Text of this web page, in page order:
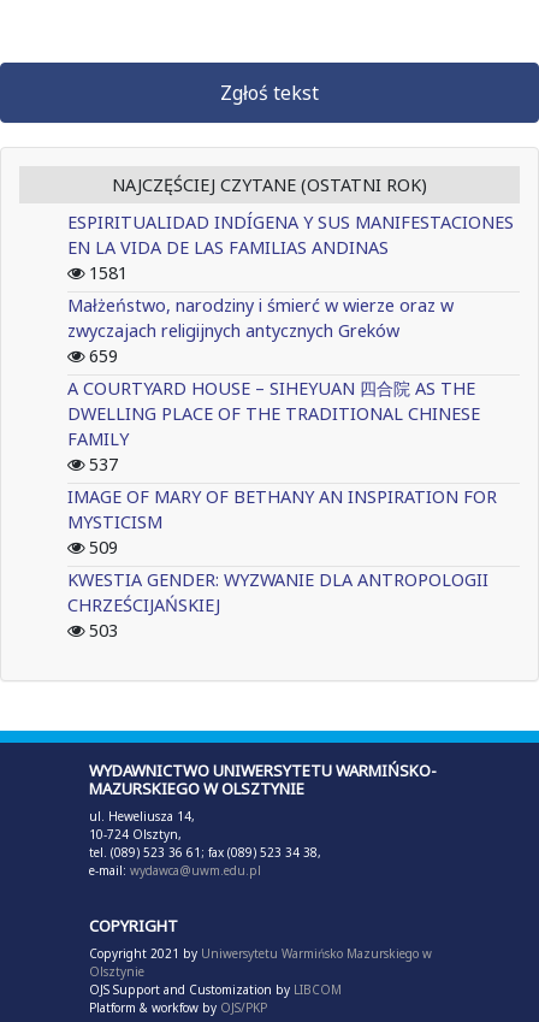
Zgłoś tekst
NAJCZĘŚCIEJ CZYTANE (OSTATNI ROK)
ESPIRITUALIDAD INDÍGENA Y SUS MANIFESTACIONES
EN LA VIDA DE LAS FAMILIAS ANDINAS
1581
Małżeństwo, narodziny i śmierć w wierze oraz w
zwyczajach religijnych antycznych Greków
659
A COURTYARD HOUSE – SIHEYUAN 四合院 AS THE
DWELLING PLACE OF THE TRADITIONAL CHINESE
FAMILY
537
IMAGE OF MARY OF BETHANY AN INSPIRATION FOR
MYSTICISM
509
KWESTIA GENDER: WYZWANIE DLA ANTROPOLOGII
CHRZEŚCIJAŃSKIEJ
503
WYDAWNICTWO UNIWERSYTETU WARMIŃSKO-
MAZURSKIEGO W OLSZTYNIE
ul. Heweliusza 14,
10-724 Olsztyn,
tel. (089) 523 36 61; fax (089) 523 34 38,
e-mail: wydawca@uwm.edu.pl
COPYRIGHT
Copyright 2021 by Uniwersytetu Warmińsko Mazurskiego w
Olsztynie
OJS Support and Customization by LIBCOM
Platform & workfow by OJS/PKP